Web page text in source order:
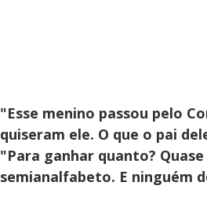
"Esse menino passou pelo
quiseram ele. O que o pai
"Para ganhar quanto?
semianalfabeto. E ninguém